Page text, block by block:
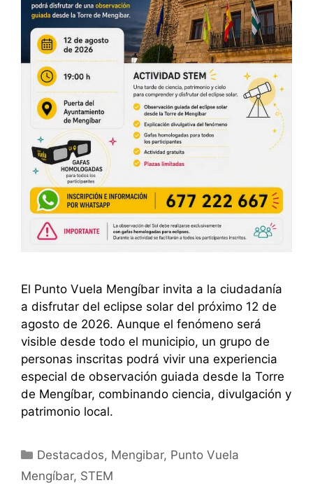
El Punto Vuela Mengíbar invita a la ciudadanía
a disfrutar del eclipse solar del próximo 12 de
agosto de 2026. Aunque el fenómeno será
visible desde todo el municipio, un grupo de
personas inscritas podrá vivir una experiencia
especial de observación guiada desde la Torre
de Mengíbar, combinando ciencia, divulgación y
patrimonio local.
Categorías
Destacados, Mengibar, Punto Vuela
Mengíbar, STEM